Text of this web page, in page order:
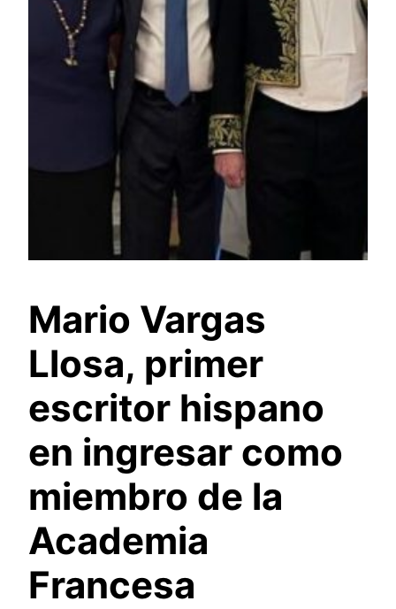
Mario Vargas
Llosa, primer
escritor hispano
en ingresar como
miembro de la
Academia
Francesa